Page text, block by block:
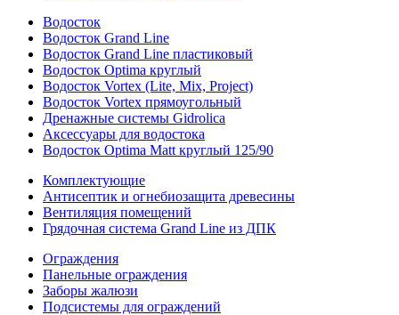
Водосток
Водосток Grand Line
Водосток Grand Line пластиковый
Водосток Optima круглый
Водосток Vortex (Lite, Mix, Project)
Водосток Vortex прямоугольный
Дренажные системы Gidrolica
Аксессуары для водостока
Водосток Optima Matt круглый 125/90
Комплектующие
Антисептик и огнебиозащита древесины
Вентиляция помещений
Грядочная система Grand Line из ДПК
Ограждения
Панельные ограждения
Заборы жалюзи
Подсистемы для ограждений